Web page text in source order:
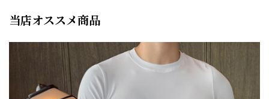
当店オススメ商品